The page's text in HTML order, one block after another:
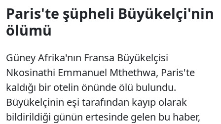
Paris'te şüpheli Büyükelçi'nin
ölümü
Güney Afrika'nın Fransa Büyükelçisi
Nkosinathi Emmanuel Mthethwa, Paris'te
kaldığı bir otelin önünde ölü bulundu.
Büyükelçinin eşi tarafından kayıp olarak
bildirildiği günün ertesinde gelen bu haber,